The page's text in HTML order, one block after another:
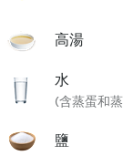
高湯
水
(含蒸蛋和
鹽